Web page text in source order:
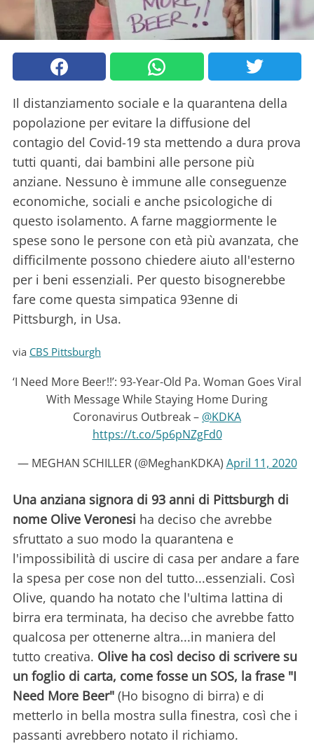
Il distanziamento sociale e la quarantena della
popolazione per evitare la diffusione del
contagio del Covid-19 sta mettendo a dura prova
tutti quanti, dai bambini alle persone più
anziane. Nessuno è immune alle conseguenze
economiche, sociali e anche psicologiche di
questo isolamento. A farne maggiormente le
spese sono le persone con età più avanzata, che
difficilmente possono chiedere aiuto all'esterno
per i beni essenziali. Per questo bisognerebbe
fare come questa simpatica 93enne di
Pittsburgh, in Usa.
via CBS Pittsburgh
‘I Need More Beer!!’: 93-Year-Old Pa. Woman Goes Viral
With Message While Staying Home During
Coronavirus Outbreak – ⁦ @KDKA
https://t.co/5p6pNZgFd0
— MEGHAN SCHILLER (@MeghanKDKA) April 11, 2020
Una anziana signora di 93 anni di Pittsburgh di
nome Olive Veronesi ha deciso che avrebbe
sfruttato a suo modo la quarantena e
l'impossibilità di uscire di casa per andare a fare
la spesa per cose non del tutto...essenziali. Così
Olive, quando ha notato che l'ultima lattina di
birra era terminata, ha deciso che avrebbe fatto
qualcosa per ottenerne altra...in maniera del
tutto creativa. Olive ha così deciso di scrivere su
un foglio di carta, come fosse un SOS, la frase "I
Need More Beer" (Ho bisogno di birra) e di
metterlo in bella mostra sulla finestra, così che i
passanti avrebbero notato il richiamo.